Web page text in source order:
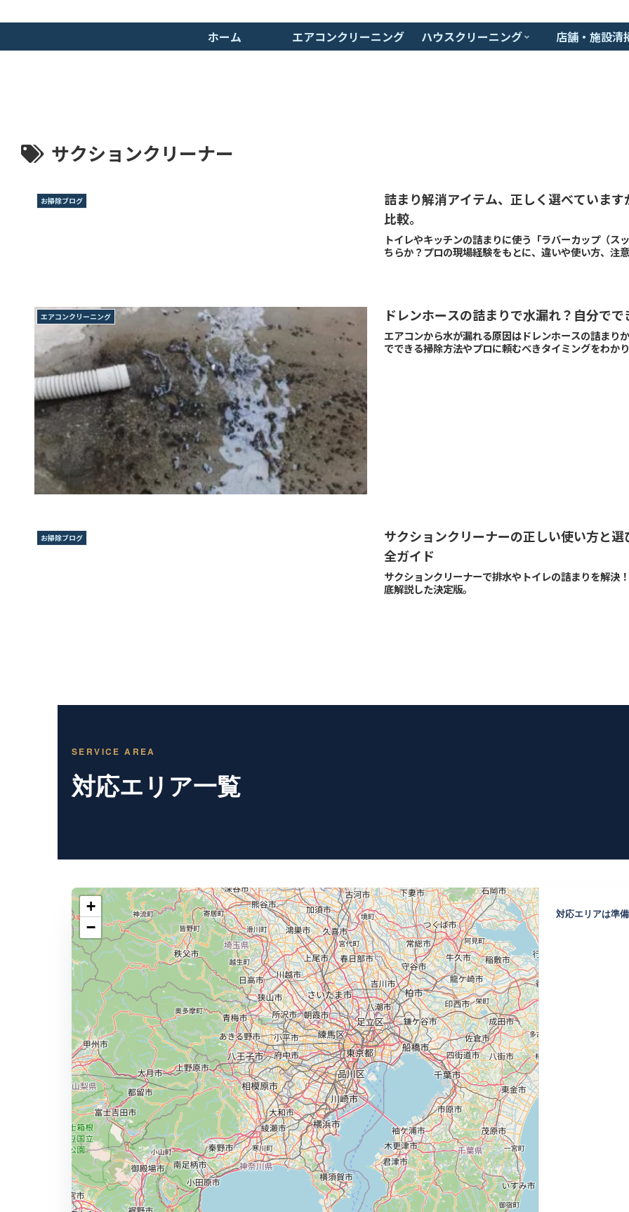
ホーム エアコンクリーニング ハウスクリーニング 店舗・施設清
サクションクリーナー
お掃除ブログ
詰まり解消アイテム、正しく選べていま
比較。
トイレやキッチンの詰まりに使う「ラバーカップ（
ちらか？プロの現場経験をもとに、違いや使い方、注
エアコンクリーニング ドレンホースの詰まりで水漏れ？自分で
エアコンから水が漏れる原因はドレンホースの詰まり
でできる掃除方法やプロに頼むべきタイミングをわか
お掃除ブログ
サクションクリーナーの正しい使い方と
全ガイド
サクションクリーナーで排水やトイレの詰まりを解決
底解説した決定版。
SERVICE AREA
対応エリア一覧
+
−
対応エリアは準